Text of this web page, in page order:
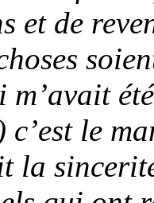
et de
m’avait
c’est le
la